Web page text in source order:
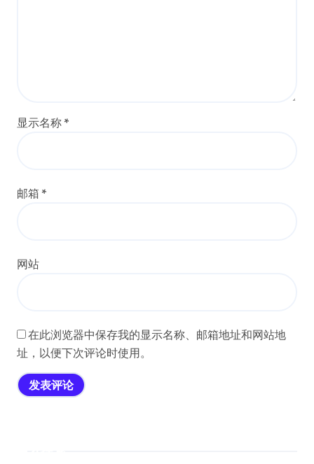
显示名称 *
邮箱 *
网站
在此浏览器中保存我的显示名称、邮箱地址和网站地
址，以便下次评论时使用。